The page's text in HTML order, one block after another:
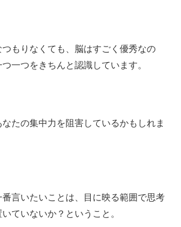
もりなくても、脳はすごく優秀なの
一つをきちんと認識しています。
たの集中力を阻害しているかもしれま
言いたいことは、目に映る範囲で思考
ていないか？ということ。